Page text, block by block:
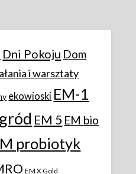
Dni Pokoju Dom
i warsztaty
ekowioski EM-1
EM 5 EM bio
probiotyk
EM X Gold